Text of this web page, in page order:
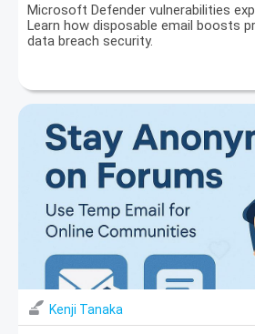
Microsoft Defender vulnerabilities
Learn how disposable email boosts
data breach security.
Kenji Tanaka